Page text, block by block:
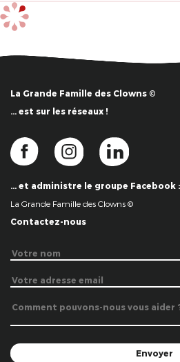
Tétard
La Grande Famille des Clowns ©
… est sur les réseaux !
… et administre le groupe Facebook :
La Grande Famille des Clowns ©
Contactez-nous